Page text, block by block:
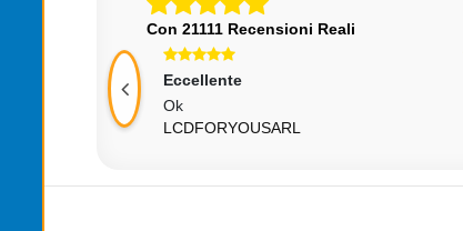
Con 21111 Recensioni Reali
Eccellente
Ok
LCDFORYOUSARL